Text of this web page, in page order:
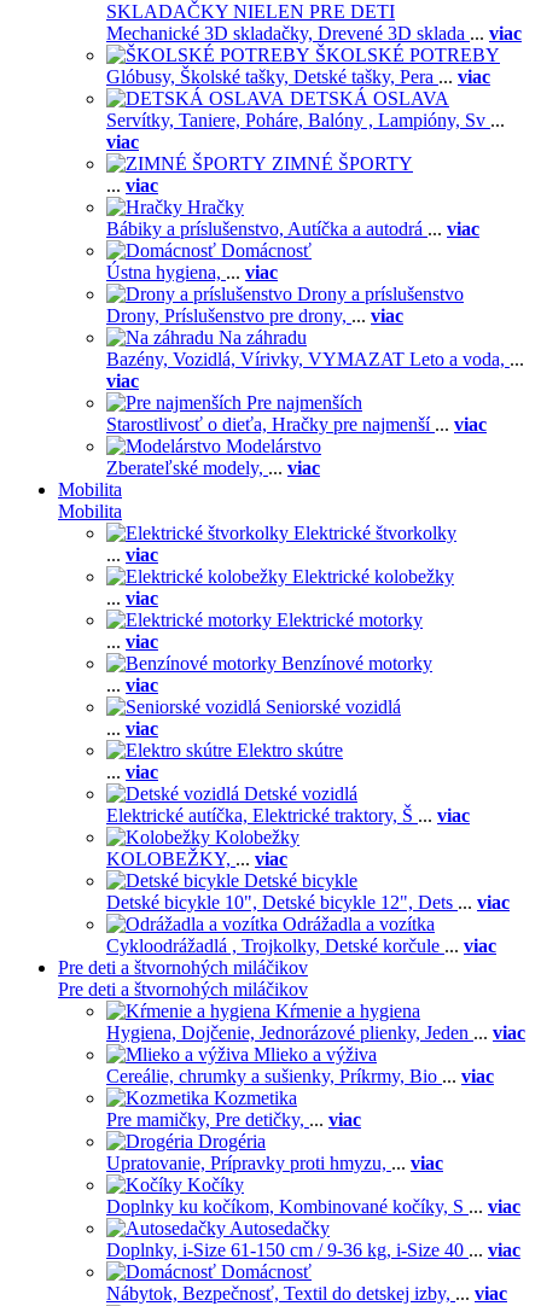
SKLADAČKY NIELEN PRE DETI
Mechanické 3D skladačky, Drevené 3D sklada ... viac
ŠKOLSKÉ POTREBY
Glóbusy, Školské tašky, Detské tašky, Pera ... viac
DETSKÁ OSLAVA
Servítky, Taniere, Poháre, Balóny , Lampióny, Sv ...
viac
ZIMNÉ ŠPORTY
... viac
Hračky
Bábiky a príslušenstvo, Autíčka a autodrá ... viac
Domácnosť
Ústna hygiena, ... viac
Drony a príslušenstvo
Drony, Príslušenstvo pre drony, ... viac
Na záhradu
Bazény, Vozidlá, Vírivky, VYMAZAT Leto a voda, ...
viac
Pre najmenších
Starostlivosť o dieťa, Hračky pre najmenší ... viac
Modelárstvo
Zberateľské modely, ... viac
Mobilita
Mobilita
Elektrické štvorkolky
... viac
Elektrické kolobežky
... viac
Elektrické motorky
... viac
Benzínové motorky
... viac
Seniorské vozidlá
... viac
Elektro skútre
... viac
Detské vozidlá
Elektrické autíčka, Elektrické traktory, Š ... viac
Kolobežky
KOLOBEŽKY, ... viac
Detské bicykle
Detské bicykle 10", Detské bicykle 12", Dets ... viac
Odrážadla a vozítka
Cykloodrážadlá , Trojkolky, Detské korčule ... viac
Pre deti a štvornohých miláčikov
Pre deti a štvornohých miláčikov
Kŕmenie a hygiena
Hygiena, Dojčenie, Jednorázové plienky, Jeden ... viac
Mlieko a výživa
Cereálie, chrumky a sušienky, Príkrmy, Bio ... viac
Kozmetika
Pre mamičky, Pre detičky, ... viac
Drogéria
Upratovanie, Prípravky proti hmyzu, ... viac
Kočíky
Doplnky ku kočíkom, Kombinované kočíky, S ... viac
Autosedačky
Doplnky, i-Size 61-150 cm / 9-36 kg, i-Size 40 ... viac
Domácnosť
Nábytok, Bezpečnosť, Textil do detskej izby, ... viac